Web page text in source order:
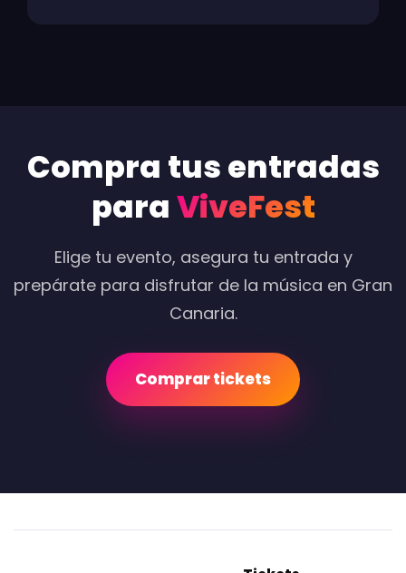
Compra tus entradas
paraViveFest
Elige tu evento, asegura tu entrada y
prepárate para disfrutar de la música en Gran
Canaria.
Comprar tickets